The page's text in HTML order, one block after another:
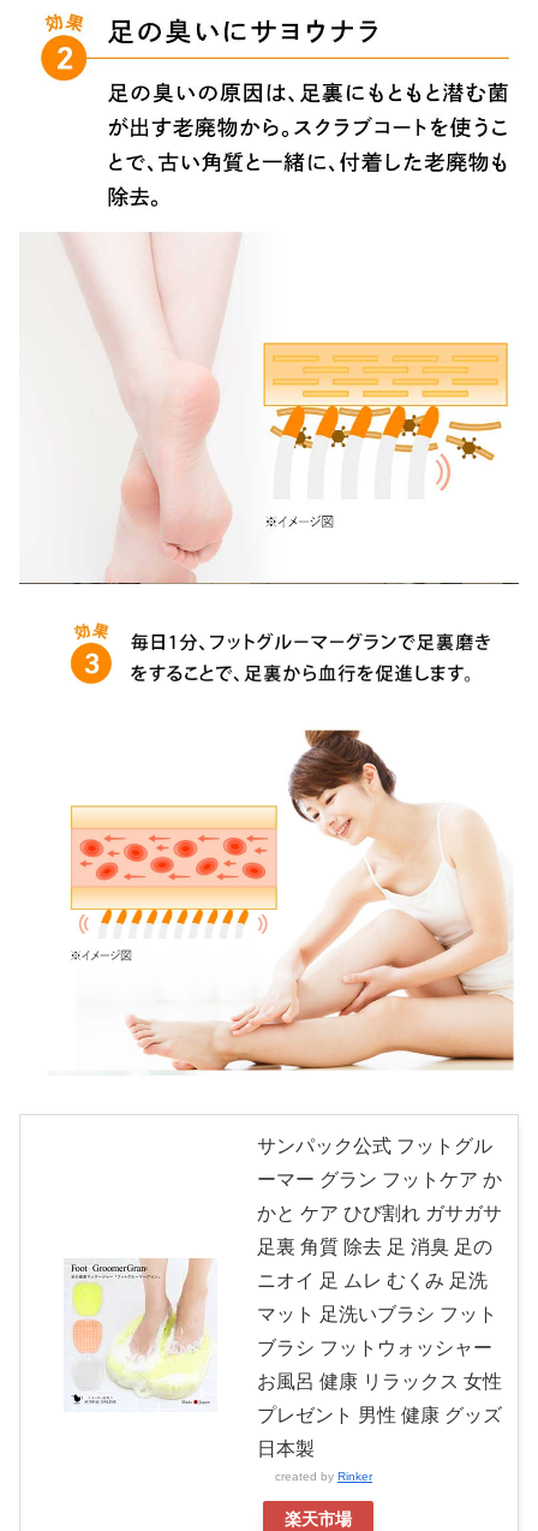
サンパック公式 フットグル
ーマー グラン フットケア か
かと ケア ひび割れ ガサガサ
足裏 角質 除去 足 消臭 足の
ニオイ 足 ムレ むくみ 足洗
マット 足洗いブラシ フット
ブラシ フットウォッシャー
お風呂 健康 リラックス 女性
プレゼント 男性 健康 グッズ
日本製
created by Rinker
楽天市場